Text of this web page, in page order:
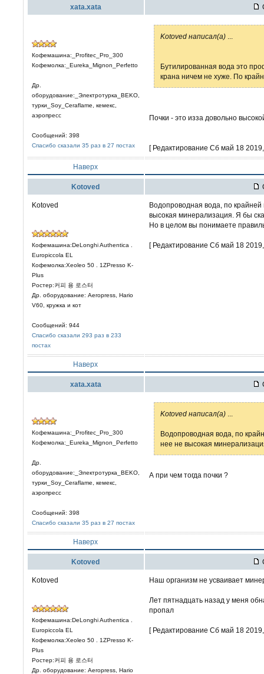
xata.xata
Кофемашина:_Profitec_Pro_300
Кофемолка:_Eureka_Mignon_Perfetto
Др.
оборудование:_Электротурка_BEKO,
турки_Soy_Ceraflame, кемекс,
аэропресс
Сообщений: 398
Спасибо сказали 35 раз в 27 постах
Kotoved написал(а)
Бутилированная вода это
крана ничем не хуже. По
Почки - это изза довольно
[ Редактирование Сб май 18
Наверх
Kotoved
Kotoved
Кофемашина:DeLonghi Authentica .
Europiccola EL
Кофемолка:Xeoleo 50 . 1ZPresso K-
Plus
Ростер:커피 용 로스터
Др. оборудование: Aeropress, Hario
V60, кружка и кот
Сообщений: 944
Спасибо сказали 293 раз в 233
постах
Водопроводная вода, по крайней
высокая минерализация. Я бы
Но в целом вы понимаете
[ Редактирование Сб май 18
Наверх
xata.xata
Кофемашина:_Profitec_Pro_300
Кофемолка:_Eureka_Mignon_Perfetto
Др.
оборудование:_Электротурка_BEKO,
турки_Soy_Ceraflame, кемекс,
аэропресс
Сообщений: 398
Спасибо сказали 35 раз в 27 постах
Kotoved написал(а)
Водопроводная вода, по
нее не высокая
А при чем тогда почки ?
Наверх
Kotoved
Kotoved
Кофемашина:DeLonghi Authentica .
Europiccola EL
Кофемолка:Xeoleo 50 . 1ZPresso K-
Plus
Ростер:커피 용 로스터
Др. оборудование: Aeropress, Hario
Наш организм не усваивает
Лет пятнадцать назад у меня
пропал
[ Редактирование Сб май 18